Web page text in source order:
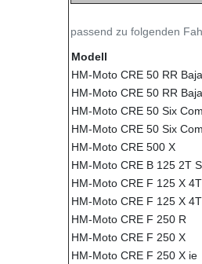
passend zu folgenden
Modell
HM-Moto CRE 50 RR Baja
HM-Moto CRE 50 RR Baja
HM-Moto CRE 50 Six
HM-Moto CRE 50 Six
HM-Moto CRE 500 X
HM-Moto CRE B 125 2T
HM-Moto CRE F 125 X 4T
HM-Moto CRE F 125 X
HM-Moto CRE F 250 R
HM-Moto CRE F 250 X
HM-Moto CRE F 250 X ie